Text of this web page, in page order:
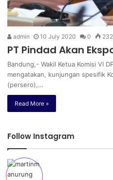
admin 10 July 2020 0 232
PT Pindad Akan
Bandung,- Wakil Ketua Komisi VI
mengatakan, kunjungan spesifik
(persero),…
Read More »
Follow Instagram